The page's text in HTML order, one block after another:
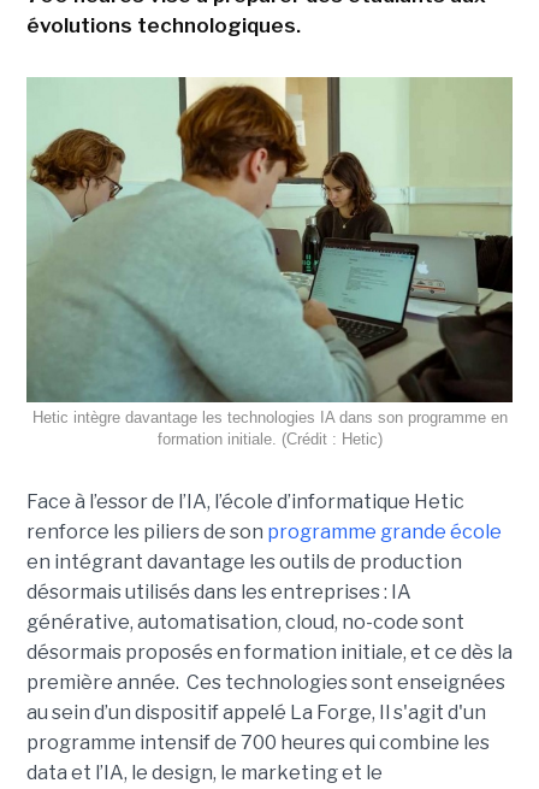
évolutions technologiques.
Hetic intègre davantage les technologies IA dans son programme en
formation initiale. (Crédit : Hetic)
Face à l’essor de l’IA, l’école d’informatique Hetic
renforce les piliers de son programme grande école
en intégrant davantage les outils de production
désormais utilisés dans les entreprises : IA
générative, automatisation, cloud, no-code sont
désormais proposés en formation initiale, et ce dès la
première année. Ces technologies sont enseignées
au sein d’un dispositif appelé La Forge, Il s'agit d'un
programme intensif de 700 heures qui combine les
data et l’IA, le design, le marketing et le